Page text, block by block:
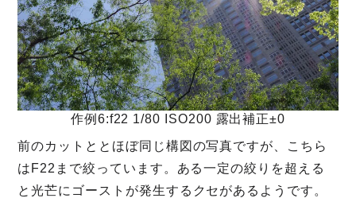
作例6:f22 1/80 ISO200 露出補正±0
前のカットととほぼ同じ構図の写真ですが、こちら
はF22まで絞っています。ある一定の絞りを超える
と光芒にゴーストが発生するクセがあるようです。